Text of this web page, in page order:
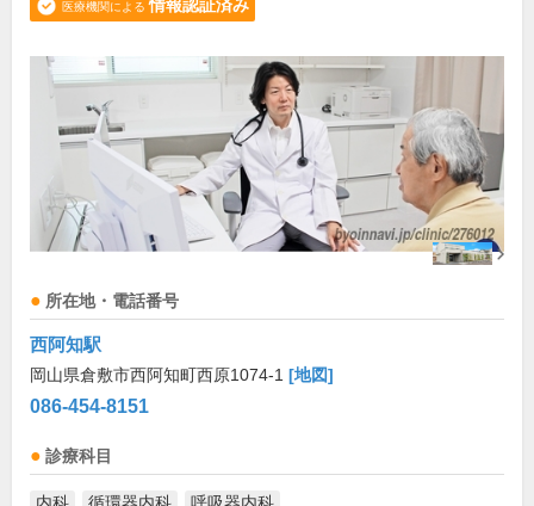
医療機関による 情報認証済み
所在地・電話番号
西阿知駅
岡山県倉敷市西阿知町西原1074-1 [地図]
086-454-8151
診療科目